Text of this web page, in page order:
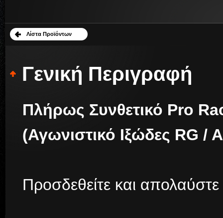
Λίστα Προϊόντων
Γενική Περιγραφή
Πλήρως Συνθετικό Pro
(Αγωνιστικό Ιξώδες RG /
Προσδεθείτε και